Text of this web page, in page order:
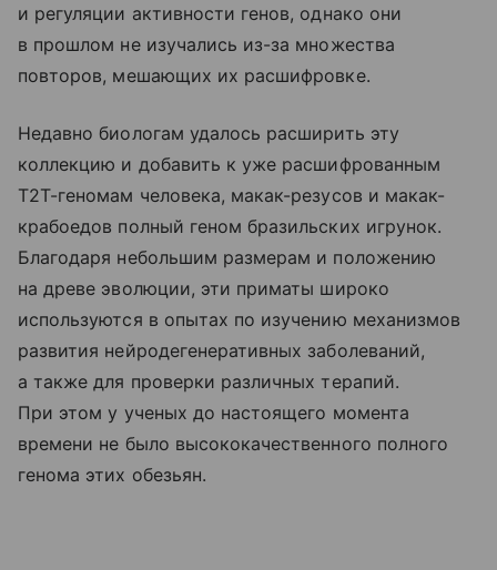
и регуляции активности генов, однако они
в прошлом не изучались из-за множества
повторов, мешающих их расшифровке.
Недавно биологам удалось расширить эту
коллекцию и добавить к уже расшифрованным
Т2Т-геномам человека, макак-резусов и макак-
крабоедов полный геном бразильских игрунок.
Благодаря небольшим размерам и положению
на древе эволюции, эти приматы широко
используются в опытах по изучению механизмов
развития нейродегенеративных заболеваний,
а также для проверки различных терапий.
При этом у ученых до настоящего момента
времени не было высококачественного полного
генома этих обезьян.